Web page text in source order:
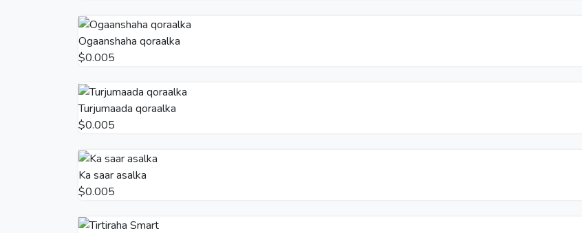
Ogaanshaha qoraalka
$0.005
Turjumaada qoraalka
$0.005
Ka saar asalka
$0.005